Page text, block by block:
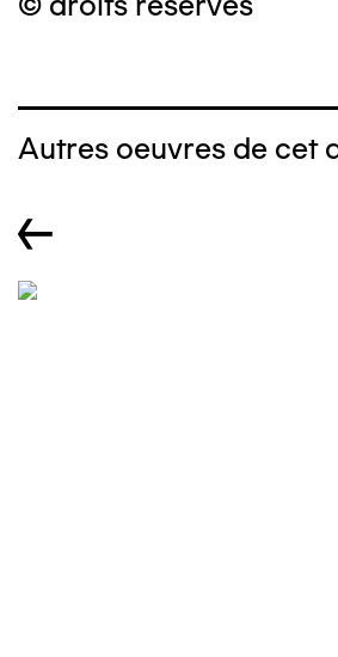
Autres oeuvres de cet
←